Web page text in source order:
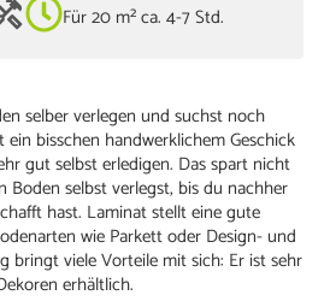
Für 20 m² ca. 4-7 Std.
selber verlegen und suchst noch
bisschen handwerklichem Geschick
gut selbst erledigen. Das spart nicht
Boden selbst verlegst, bis du nachher
hast. Laminat stellt eine gute
wie Parkett oder Design- und
bringt viele Vorteile mit sich: Er ist sehr
erhältlich.